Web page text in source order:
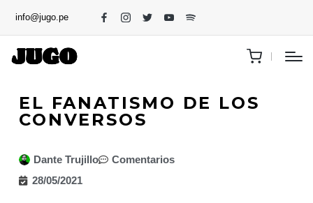
info@jugo.pe
EL FANATISMO DE LOS
CONVERSOS
Dante Trujillo
Comentarios
28/05/2021